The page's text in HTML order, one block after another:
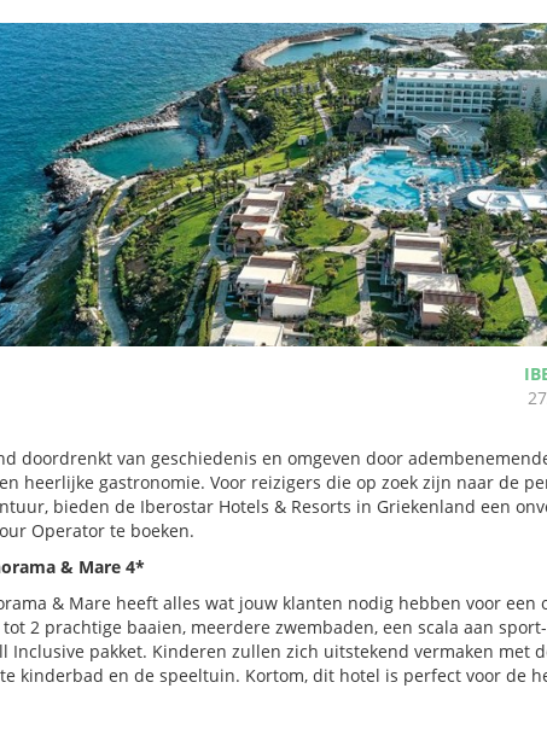
doordrenkt van geschiedenis en omgeven door
heerlijke gastronomie. Voor reizigers die op zoek zijn naar de
bieden de Iberostar Hotels & Resorts in Griekenland een
Operator te boeken.
& Mare 4*
& Mare heeft alles wat jouw klanten nodig hebben voor een
2 prachtige baaien, meerdere zwembaden, een scala aan
Inclusive pakket. Kinderen zullen zich uitstekend vermaken met
kinderbad en de speeltuin. Kortom, dit hotel is perfect voor de